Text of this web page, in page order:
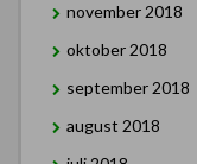
november 2018
oktober 2018
september 2018
august 2018